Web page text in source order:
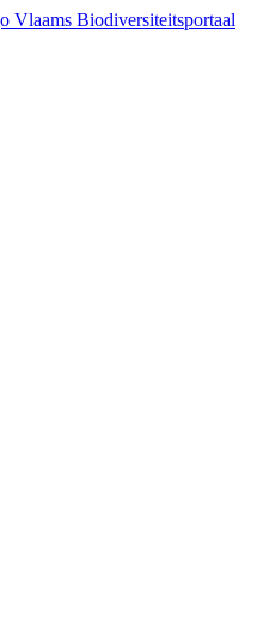
Vlaams Biodiversiteitsportaal